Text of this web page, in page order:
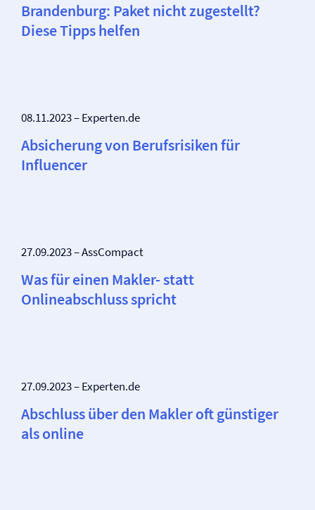
Brandenburg: Paket nicht zugestellt?
Diese Tipps helfen
08.11.2023 – Experten.de
Absicherung von Berufsrisiken für
Influencer
27.09.2023 – AssCompact
Was für einen Makler- statt
Onlineabschluss spricht
27.09.2023 – Experten.de
Abschluss über den Makler oft günstiger
als online